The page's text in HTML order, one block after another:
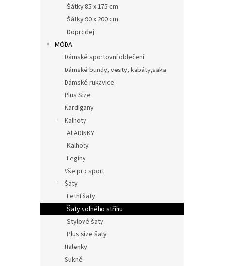
Šátky 85 x 175 cm
Šátky 90 x 200 cm
Doprodej
MÓDA
Dámské sportovní oblečení
Dámské bundy, vesty, kabáty,saka
Dámské rukavice
Plus Size
Kardigany
Kalhoty
ALADINKY
Kalhoty
Legíny
Vše pro sport
Šaty
Letní šaty
Šaty volného střihu
Stylové šaty
Plus size šaty
Halenky
Sukně